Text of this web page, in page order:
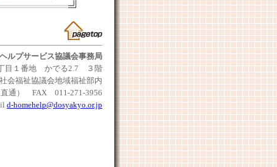
ルプサービス協議会事務局
目１番地 かでる2.7 ３階
会福祉協議会地域福祉部内
通） FAX 011-271-3956
d-homehelp@dosyakyo.or.jp